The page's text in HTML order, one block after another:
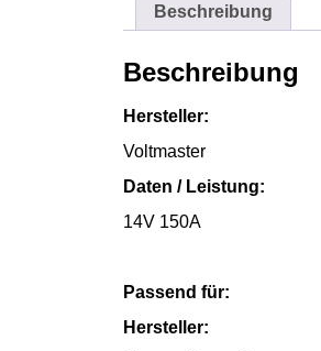
Beschreibung
Beschreibung
Hersteller:
Voltmaster
Daten / Leistung:
14V 150A
Passend für:
Hersteller: